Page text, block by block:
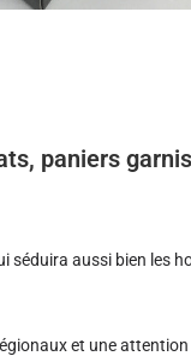
paniers
séduira aussi bien les
et une attention